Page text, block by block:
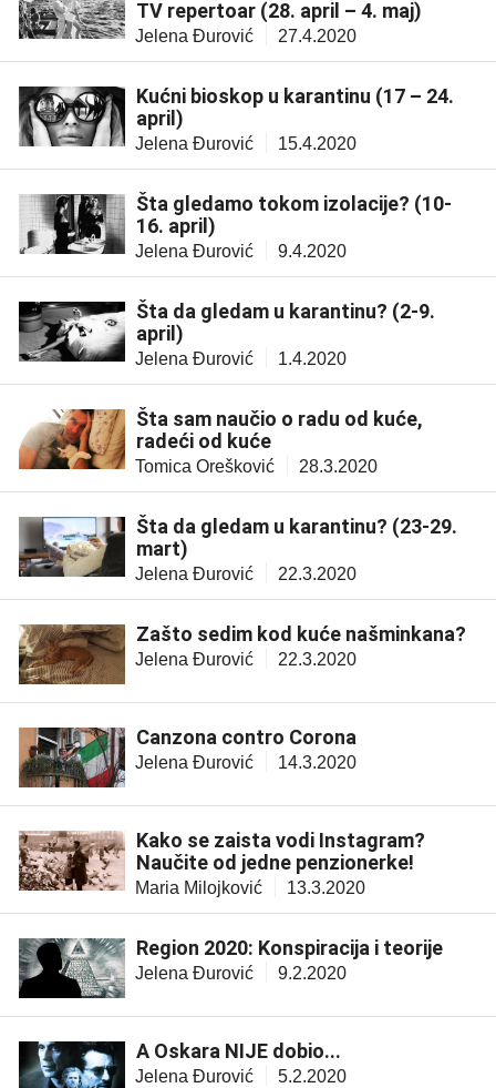
TV repertoar (28. april – 4. maj)
Jelena Đurović 27.4.2020
Kućni bioskop u karantinu (17 – 24.
april)
Jelena Đurović 15.4.2020
Šta gledamo tokom izolacije? (10-
16. april)
Jelena Đurović 9.4.2020
Šta da gledam u karantinu? (2-9.
april)
Jelena Đurović 1.4.2020
Šta sam naučio o radu od kuće,
radeći od kuće
Tomica Orešković 28.3.2020
Šta da gledam u karantinu? (23-29.
mart)
Jelena Đurović 22.3.2020
Zašto sedim kod kuće našminkana?
Jelena Đurović 22.3.2020
Canzona contro Corona
Jelena Đurović 14.3.2020
Kako se zaista vodi Instagram?
Naučite od jedne penzionerke!
Maria Milojković 13.3.2020
Region 2020: Konspiracija i teorije
Jelena Đurović 9.2.2020
A Oskara NIJE dobio...
Jelena Đurović 5.2.2020